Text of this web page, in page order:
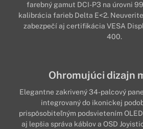
farebný gamut DCI-P3 na úrovni
kalibrácia farieb Delta E<2.
zabezpečí aj certifikácia VESA
400.
Ohromujúci dizajn
Elegantne zakrivený 34-palcový
integrovaný do ikonickej
prispôsobiteľným podsvietením
aj lepšia správa káblov a OSD